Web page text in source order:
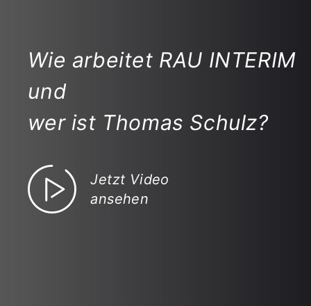
Wie arbeitet RAU INTERIM
und
wer ist Thomas Schulz?
Jetzt Video
ansehen